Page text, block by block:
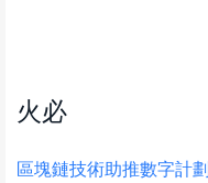
火必
區塊鏈技術助推數字計